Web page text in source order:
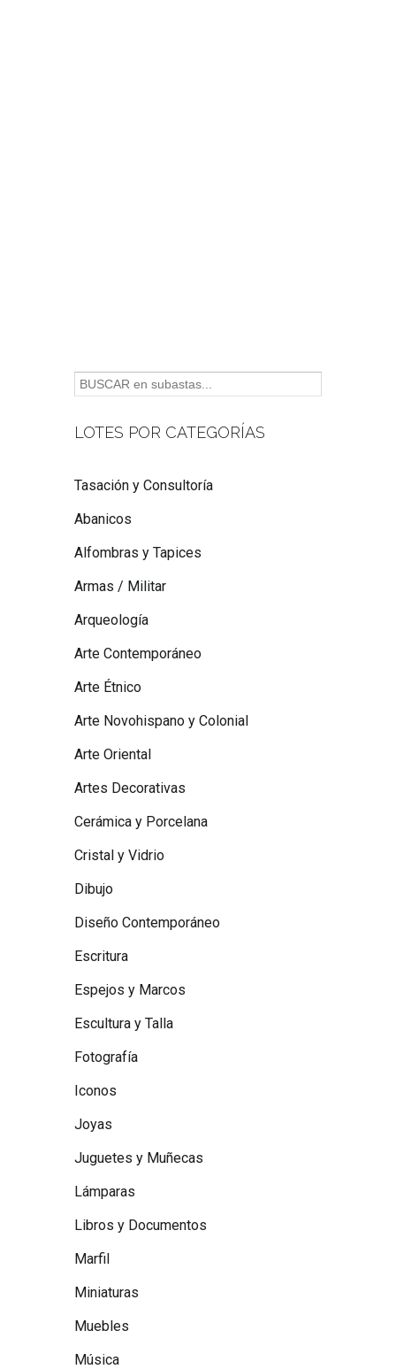
LOTES POR CATEGORÍAS
Tasación y Consultoría
Abanicos
Alfombras y Tapices
Armas / Militar
Arqueología
Arte Contemporáneo
Arte Étnico
Arte Novohispano y Colonial
Arte Oriental
Artes Decorativas
Cerámica y Porcelana
Cristal y Vidrio
Dibujo
Diseño Contemporáneo
Escritura
Espejos y Marcos
Escultura y Talla
Fotografía
Iconos
Joyas
Juguetes y Muñecas
Lámparas
Libros y Documentos
Marfil
Miniaturas
Muebles
Música